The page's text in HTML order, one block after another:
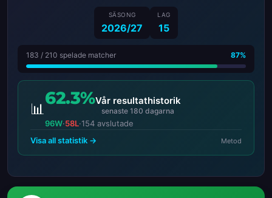
SÄSONG
2026/27
LAG
15
183 / 210 spelade matcher 87%
📊
62.3%Vår resultathistorik
senaste 180 dagarna
96W·58L·154 avslutade
Visa all statistik →
Metod